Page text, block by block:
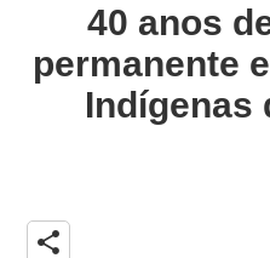
40 anos
permanente
Indígenas
share